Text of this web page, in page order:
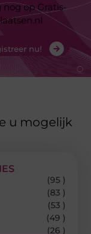
nog op Gratis-
nu!
u mogelijk
(95 )
(83 )
(53 )
(49 )
(26 )